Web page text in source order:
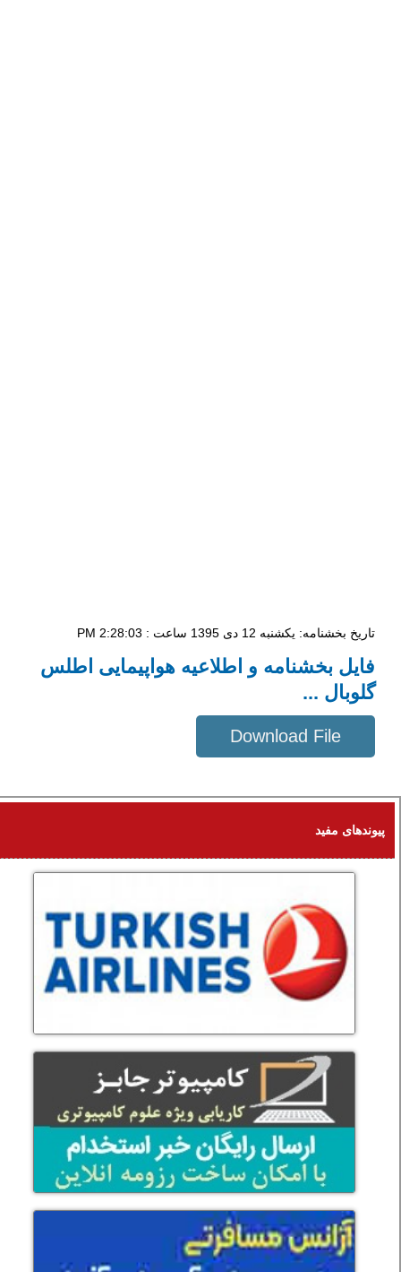
تاریخ بخشنامه: یکشنبه 12 دی 1395 ساعت : 2:28:03 PM
فایل بخشنامه و اطلاعیه هواپیمایی اطلس
گلوبال ...
Download File
پیوندهای مفید